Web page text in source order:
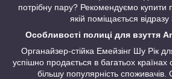
потрібну пару? Рекомендуємо купити
якій поміщається відразу
Особливості полиці для взуття
Органайзер-стійка Емейзінг Шу Рік
успішно продається в багатьох країнах
більшу популярність